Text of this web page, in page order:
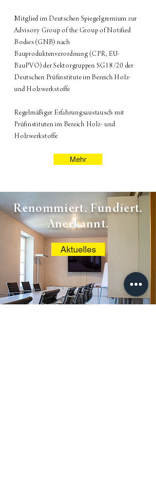
Mitglied im Deutschen Spiegelgremium zur
Advisory Group of the Group of Notified
Bodies (GNB) nach
Bauproduktenverordnung (CPR, EU-
BauPVO) der Sektorgruppen SG18/20 der
Deutschen Prüfinstitute im Bereich Holz-
und Holzwerkstoffe
Regelmäßiger Erfahrungsaustausch mit
Prüfinstituten im Bereich Holz- und
Holzwerkstoffe
Mehr
Renommiert. Fundiert.
Anerkannt.
Aktuelles